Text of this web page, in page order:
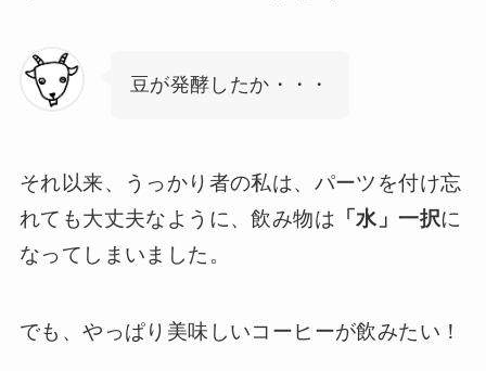
豆が発酵したか・・・
それ以来、うっかり者の私は、パーツを付け忘
れても大丈夫なように、飲み物は 「水」一択に
なってしまいました。
でも、やっぱり美味しいコーヒーが飲みたい！